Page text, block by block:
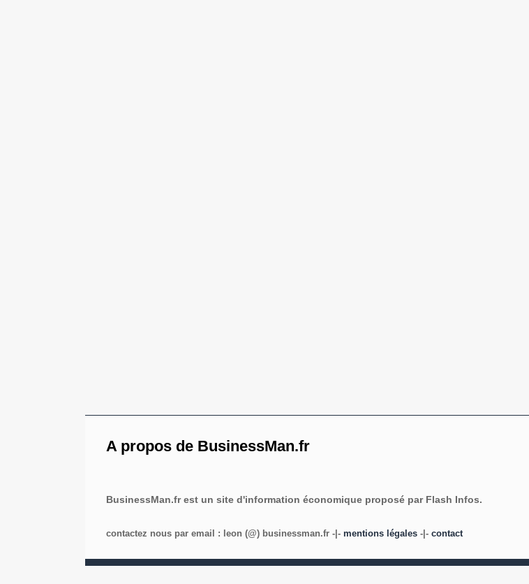
A propos de BusinessMan.fr
BusinessMan.fr est un site d'information économique proposé par Flash Infos.
contactez nous par email : leon (@) businessman.fr -|- mentions légales -|- contact